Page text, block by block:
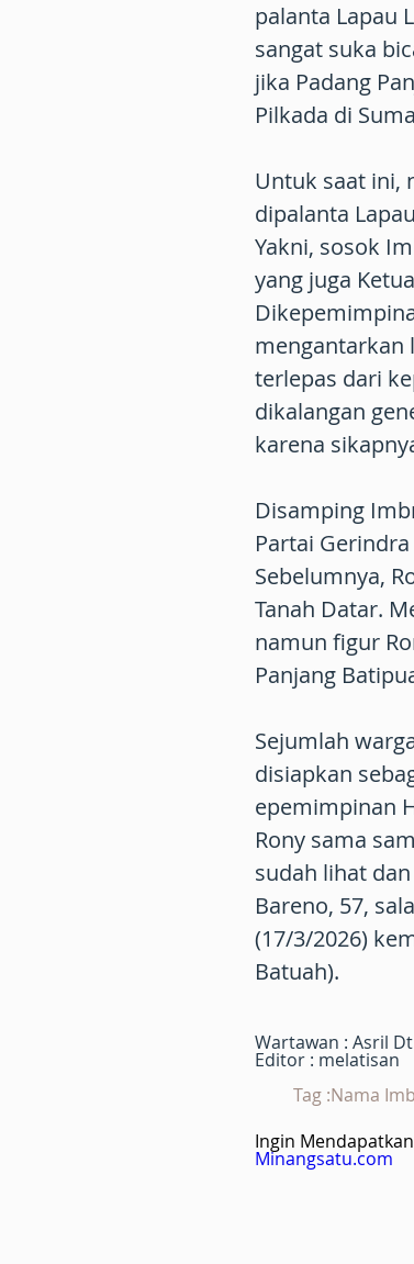
palanta Lapau
sangat suka
jika Padang
Pilkada di
Untuk saat ini,
dipalanta
Yakni, sosok
yang juga
mengantarkan
terlepas dari
dikalangan
karena
Disamping
Partai
Sebelumnya,
Tanah Datar.
namun figur
Panjang
Sejumlah
disiapkan
epemimpinan
Rony sama
sudah lihat
Bareno, 57,
(17/3/2026)
Batuah).
Wartawan : Asril
Editor : melatisan
Tag :Nama
Ingin
Minangsatu.com